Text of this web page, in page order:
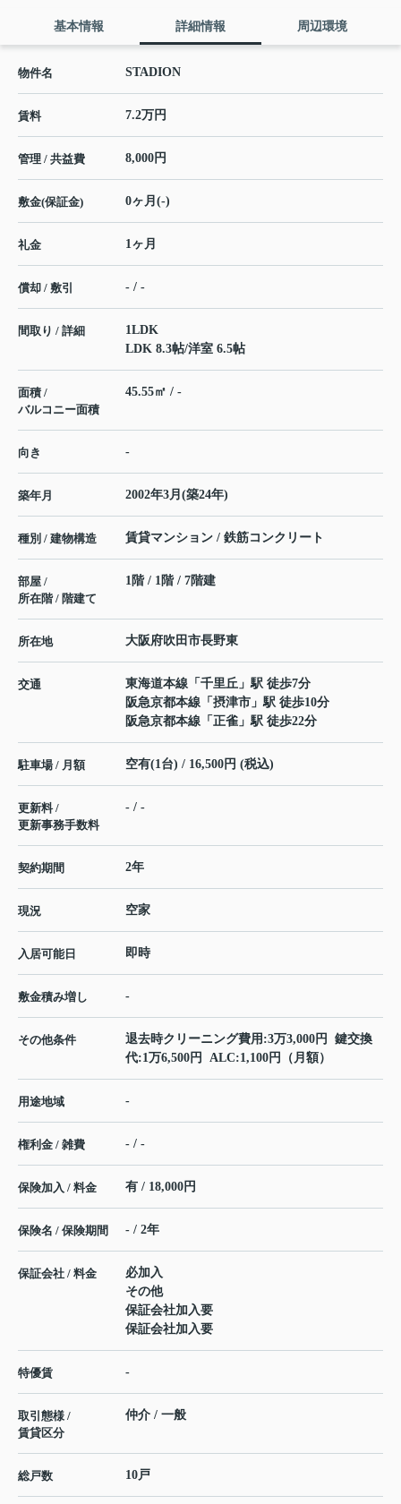
基本情報 詳細情報 周辺環境
物件名 STADION
賃料 7.2万円
管理 / 共益費 8,000円
敷金(保証金) 0ヶ月(-)
礼金 1ヶ月
償却 / 敷引 - / -
間取り / 詳細
1LDK
LDK 8.3帖/洋室 6.5帖
面積 /
バルコニー面積
45.55㎡ / -
向き -
築年月 2002年3月(築24年)
種別 / 建物構造 賃貸マンション / 鉄筋コンクリート
部屋 /
所在階 / 階建て
1階 / 1階 / 7階建
所在地 大阪府吹田市長野東
交通 東海道本線 「 千里丘 」駅 徒歩7分
阪急京都本線 「 摂津市 」駅 徒歩10分
阪急京都本線 「 正雀 」駅 徒歩22分
駐車場 / 月額 空有(1台) / 16,500円 (税込)
更新料 /
更新事務手数料
- / -
契約期間 2年
現況 空家
入居可能日 即時
敷金積み増し -
その他条件
退去時クリーニング費用:3万3,000円 鍵交換
代:1万6,500円 ALC:1,100円（月額）
用途地域 -
権利金 / 雑費 - / -
保険加入 / 料金 有 / 18,000円
保険名 / 保険期間 - / 2年
保証会社 / 料金
必加入
その他
保証会社加入要
保証会社加入要
特優賃 -
取引態様 /
賃貸区分
仲介 / 一般
総戸数 10戸